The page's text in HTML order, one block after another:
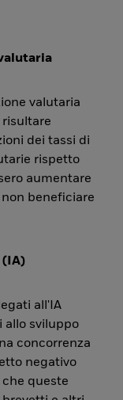
valutaria
dei tassi di
rispetto
aumentare
beneficiare
(IA)
all'IA
allo sviluppo
concorrenza
negativo
queste